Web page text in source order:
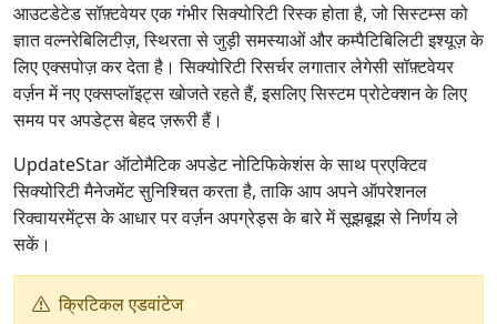
आउटडेटेड सॉफ़्टवेयर एक गंभीर सिक्योरिटी रिस्क होता है, जो सिस्टम्स को
ज्ञात वल्नरेबिलिटीज़, स्थिरता से जुड़ी समस्याओं और कम्पैटिबिलिटी इश्यूज़ के
लिए एक्सपोज़ कर देता है। सिक्योरिटी रिसर्चर लगातार लेगेसी सॉफ़्टवेयर
वर्ज़न में नए एक्सप्लॉइट्स खोजते रहते हैं, इसलिए सिस्टम प्रोटेक्शन के लिए
समय पर अपडेट्स बेहद ज़रूरी हैं।
UpdateStar ऑटोमैटिक अपडेट नोटिफिकेशंस के साथ प्रएक्टिव
सिक्योरिटी मैनेजमेंट सुनिश्चित करता है, ताकि आप अपने ऑपरेशनल
रिक्वायरमेंट्स के आधार पर वर्ज़न अपग्रेड्स के बारे में सूझबूझ से निर्णय ले
सकें।
क्रिटिकल एडवांटेज